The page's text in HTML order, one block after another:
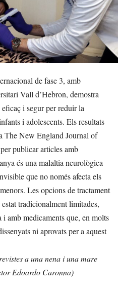
de fase 3, amb
Vall d’Hebron, demostra
i segur per reduir la
i adolescents. Els resultats
The New England Journal of
publicar articles amb
és una malaltia neurològica
que no només afecta els
Les opcions de tractament
tradicionalment limitades,
amb medicaments que, en molts
ni aprovats per a aquest
a una nena i una mare
Edoardo Caronna)